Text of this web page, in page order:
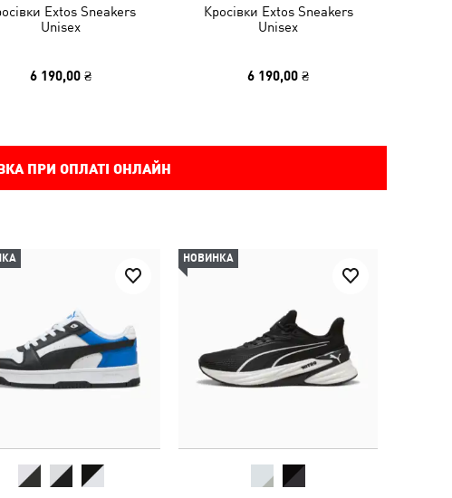
Extos Sneakers
Unisex
6 190,00 ₴
Кросівки Extos Sneakers
Unisex
6 190,00 ₴
ПРИ ОПЛАТІ ОНЛАЙН
НОВИНКА